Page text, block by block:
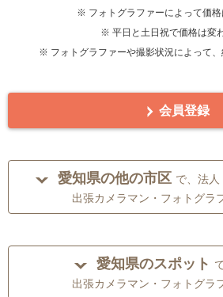
※ フォトグラファーによって価
※ 平日と土日祝で価格は変
※ フォトグラファーや撮影状況によって
会員登録
愛知県の他の市区 で、法人
出張カメラマン・フォトグラ
愛知県のスポット
出張カメラマン・フォトグラ